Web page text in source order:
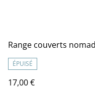
Range couverts
ÉPUISÉ
17,00 €